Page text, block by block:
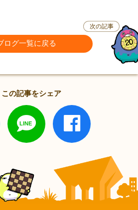
ログ一覧に戻る
次の記事
この記事をシェア